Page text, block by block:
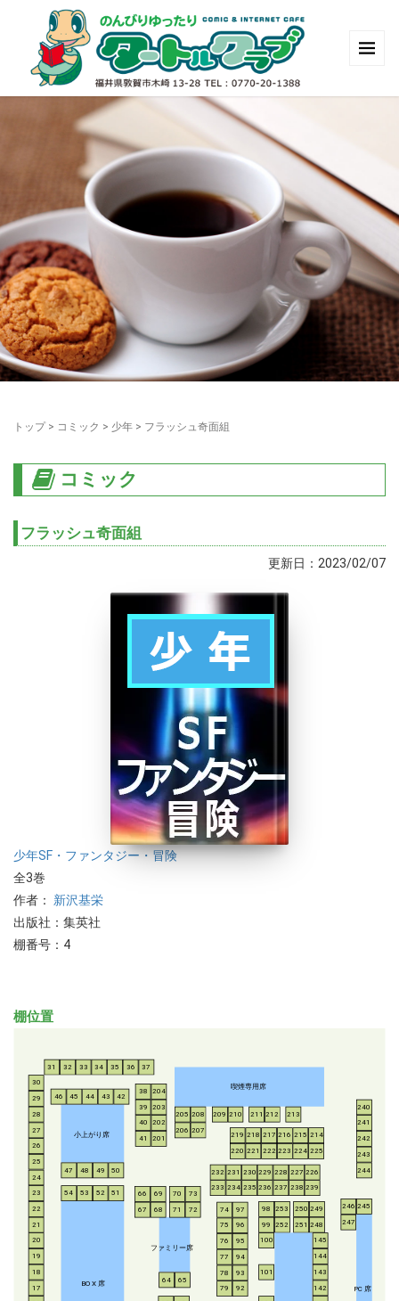
トップ> コミック > 少年 > フラッシュ奇面組
コミック
フラッシュ奇面組
更新日：2023/02/07
少年SF・ファンタジー・冒険
全3巻
作者： 新沢基栄
出版社：集英社
棚番号：4
棚位置
小上がり席
BO X 席
ファミリー席
喫煙専用席
PC 席
17
18
19
20
21
22
23
24
25
26
27
28
29
30
31 32 33 34 35 36 37
38
39
40
41
42
43
44
45
46
47 48 49 50
51
52
53
54
64 65
66
67
68
69
70
71
72
73
74
75
76
77
78
79
92
93
94
95
96
97
98
99
100
101
142
143
144
145
201
202
203
204
205
206 207
208 209 210 211 212 213
214
215
216
217
218
219
220 221 222 223 224 225
226
227
228
229
230
231
232
233 234 235 236 237 238 239
240
241
242
243
244
245
246
247
248
249
250
251
252
253